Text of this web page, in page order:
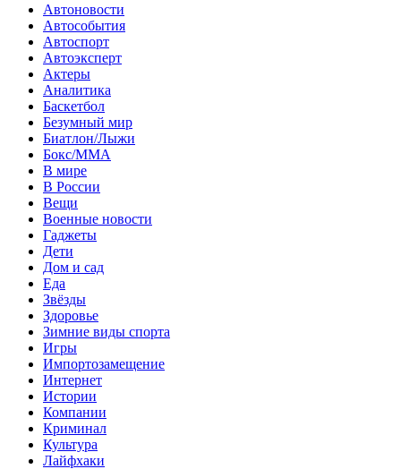
Автоновости
Автособытия
Автоспорт
Автоэксперт
Актеры
Аналитика
Баскетбол
Безумный мир
Биатлон/Лыжи
Бокс/MMA
В мире
В России
Вещи
Военные новости
Гаджеты
Дети
Дом и сад
Еда
Звёзды
Здоровье
Зимние виды спорта
Игры
Импортозамещение
Интернет
Истории
Компании
Криминал
Культура
Лайфхаки